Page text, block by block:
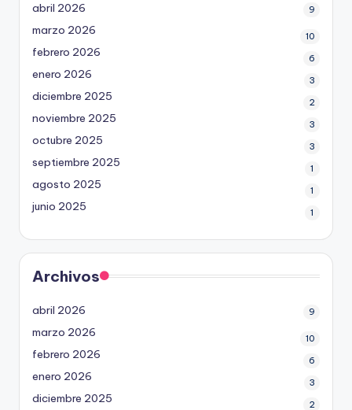
abril 2026 9
marzo 2026 10
febrero 2026 6
enero 2026 3
diciembre 2025 2
noviembre 2025 3
octubre 2025 3
septiembre 2025 1
agosto 2025 1
junio 2025 1
Archivos
abril 2026 9
marzo 2026 10
febrero 2026 6
enero 2026 3
diciembre 2025 2